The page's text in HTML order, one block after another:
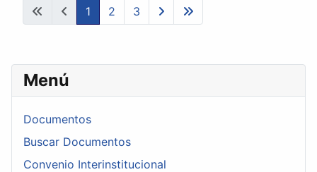
Menú
Documentos
Buscar Documentos
Convenio Interinstitucional
1 2 3